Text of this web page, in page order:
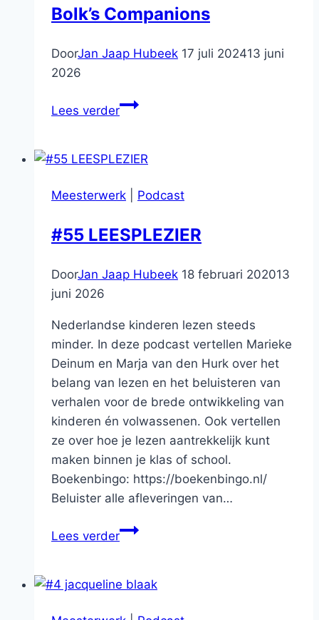
Bolk’s Companions
DoorJan Jaap Hubeek 17 juli 202413 juni
2026
Lees verder#11.
Bolk’s
Meesterwerk
Podcast
#55 LEESPLEZIER
DoorJan Jaap Hubeek 18 februari 202013
juni 2026
Nederlandse kinderen lezen steeds
minder. In deze podcast vertellen Marieke
Deinum en Marja van den Hurk over het
belang van lezen en het beluisteren van
verhalen voor de brede ontwikkeling van
kinderen én volwassenen. Ook vertellen
ze over hoe je lezen aantrekkelijk kunt
maken binnen je klas of school.
Boekenbingo: https://boekenbingo.nl/
Beluister alle afleveringen van…
Lees verder#55